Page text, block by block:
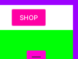
SHOP